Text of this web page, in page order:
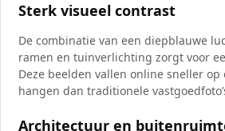
Sterk visueel contrast
De combinatie van een diepblauwe
ramen en tuinverlichting zorgt voor
Deze beelden vallen online sneller
hangen dan traditionele
Architectuur en